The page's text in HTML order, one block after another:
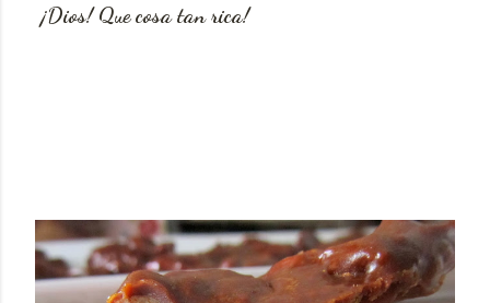
¡Dios! Que cosa tan rica!